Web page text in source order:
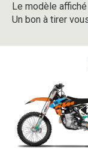
Le modèle
Un bon à tirer